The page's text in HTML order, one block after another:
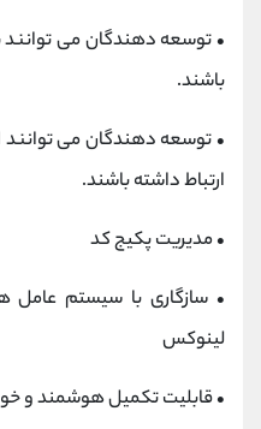
•توسعه دهندگان می
باشند.
•توسعه دهندگان می توانند
ارتباط داشته باشند.
•مدیریت پکیج کد
• سازگاری با سیستم عامل
لینوکس
•قابلیت تکمیل هوشمند و